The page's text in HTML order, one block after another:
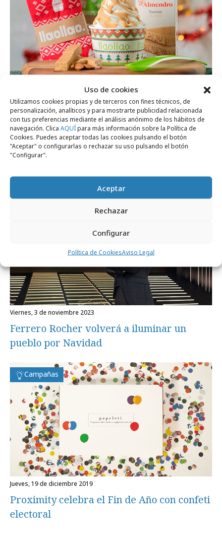
Uso de cookies
Utilizamos cookies propias y de terceros con fines técnicos, de
personalización, analíticos y para mostrarte publicidad relacionada
con tus preferencias mediante el análisis anónimo de los hábitos de
navegación. Clica AQUÍpara más información sobre la Política de
Cookies. Puedes aceptar todas las cookies pulsando el botón
"Aceptar" o configurarlas o rechazar su uso pulsando el botón
"Configurar".
Aceptar
Rechazar
Configurar
Política de CookiesAviso Legal
jueves, 28 de diciembre 2023
llaollao celebra la Navidad con un
"topping" de turrón
viernes, 3 de noviembre 2023
Ferrero Rocher volverá a iluminar un
pueblo por Navidad
Campañas
jueves, 19 de diciembre 2019
Proximity celebra el Fin de Año con confeti
electoral